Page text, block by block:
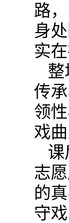
路
身
实
整
传
领
戏
课
志
的
守